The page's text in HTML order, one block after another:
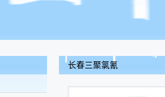
长春三聚氯氰